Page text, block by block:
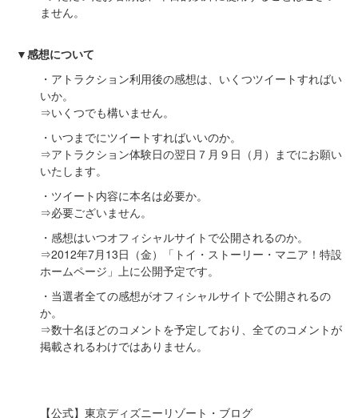
ません。
▼感想について
・アトラクション利用後の感想は、いくつツイートすればい
いか。
⇒いくつでも構いません。
・いつまでにツイートすればいいのか。
⇒アトラクション体験日の翌日７月９日（月）までにお願い
いたします。
・ツイート内容に本名は必要か。
⇒必要ございません。
・感想はいつオフィシャルサイトで公開されるのか。
⇒2012年7月13日（金）「トイ・ストーリー・マニア！特設
ホームページ」上に公開予定です。
・当選者全ての感想がオフィシャルサイトで公開されるの
か。
⇒数十名ほどのコメントを予定しており、全てのコメントが
掲載されるわけではありません。
【公式】東京ディズニーリゾート・ブログ